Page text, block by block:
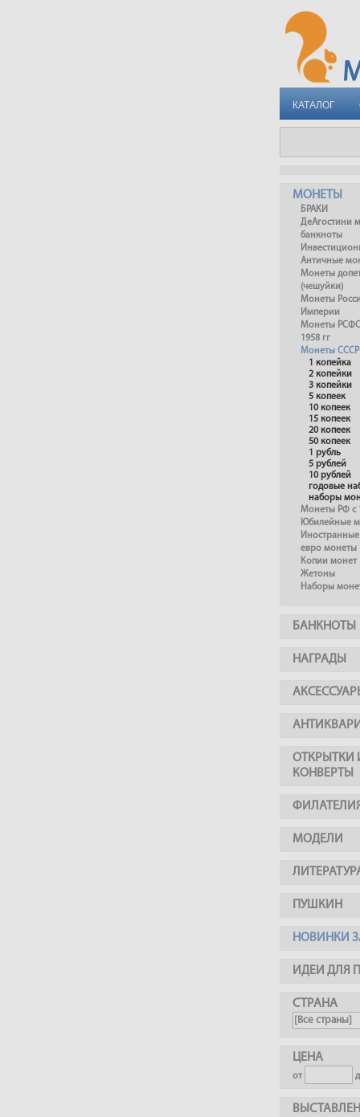
КАТАЛОГ
МОНЕТЫ
БРАКИ
ДеАгостини
банкноты
Античные
Монеты
(чешуйки)
Монеты
Империи
Монеты
1958 гг
Монеты СССР
1 копейка
2 копейки
3 копейки
5 копеек
10 копеек
15 копеек
20 копеек
50 копеек
1 рубль
5 рублей
10 рублей
годовые
наборы
Монеты РФ с
Юбилейные
евро монеты
Копии монет
Жетоны
Наборы
БАНКНОТЫ
НАГРАДЫ
ОТКРЫТКИ
КОНВЕРТЫ
МОДЕЛИ
ПУШКИН
НОВИНКИ
ИДЕИ ДЛЯ
СТРАНА
ЦЕНА
от